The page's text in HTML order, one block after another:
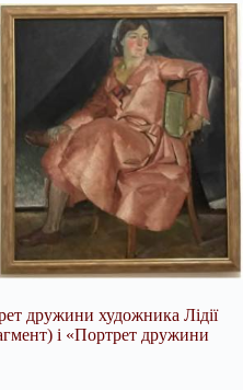
дружини художника Лідії
і «Портрет дружини